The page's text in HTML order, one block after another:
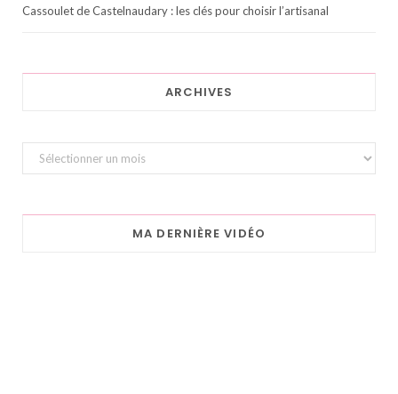
Cassoulet de Castelnaudary : les clés pour choisir l’artisanal
ARCHIVES
Archives
MA DERNIÈRE VIDÉO